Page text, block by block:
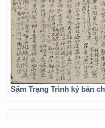
Sấm Trạng Trình ký bản